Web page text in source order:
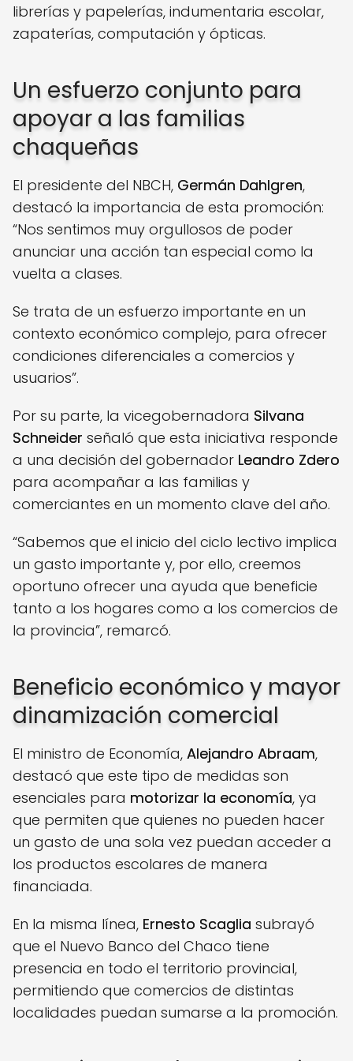
librerías y papelerías, indumentaria escolar,
zapaterías, computación y ópticas.
Un esfuerzo conjunto para
apoyar a las familias
chaqueñas
El presidente del NBCH, Germán Dahlgren,
destacó la importancia de esta promoción:
“Nos sentimos muy orgullosos de poder
anunciar una acción tan especial como la
vuelta a clases.
Se trata de un esfuerzo importante en un
contexto económico complejo, para ofrecer
condiciones diferenciales a comercios y
usuarios”.
Por su parte, la vicegobernadora Silvana
Schneider señaló que esta iniciativa responde
a una decisión del gobernador Leandro Zdero
para acompañar a las familias y
comerciantes en un momento clave del año.
“Sabemos que el inicio del ciclo lectivo implica
un gasto importante y, por ello, creemos
oportuno ofrecer una ayuda que beneficie
tanto a los hogares como a los comercios de
la provincia”, remarcó.
Beneficio económico y mayor
dinamización comercial
El ministro de Economía, Alejandro Abraam,
destacó que este tipo de medidas son
esenciales para motorizar la economía, ya
que permiten que quienes no pueden hacer
un gasto de una sola vez puedan acceder a
los productos escolares de manera
financiada.
En la misma línea, Ernesto Scaglia subrayó
que el Nuevo Banco del Chaco tiene
presencia en todo el territorio provincial,
permitiendo que comercios de distintas
localidades puedan sumarse a la promoción.